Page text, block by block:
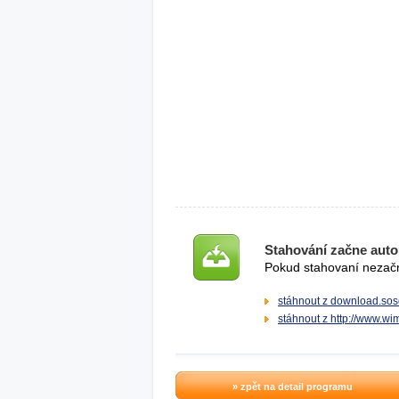
Stahování začne
Pokud stahovaní
stáhnout z
stáhnout z http://
» zpět na detail programu